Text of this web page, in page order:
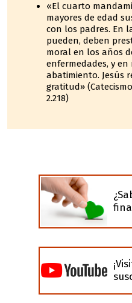
«El cuarto
mayores de edad
con los padres. En
pueden, deben
moral en los años
enfermedades, y
abatimiento. Jesús
gratitud»
2.218)